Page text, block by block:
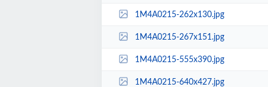
1M4A0215-262x130.jpg
1M4A0215-267x151.jpg
1M4A0215-555x390.jpg
1M4A0215-640x427.jpg